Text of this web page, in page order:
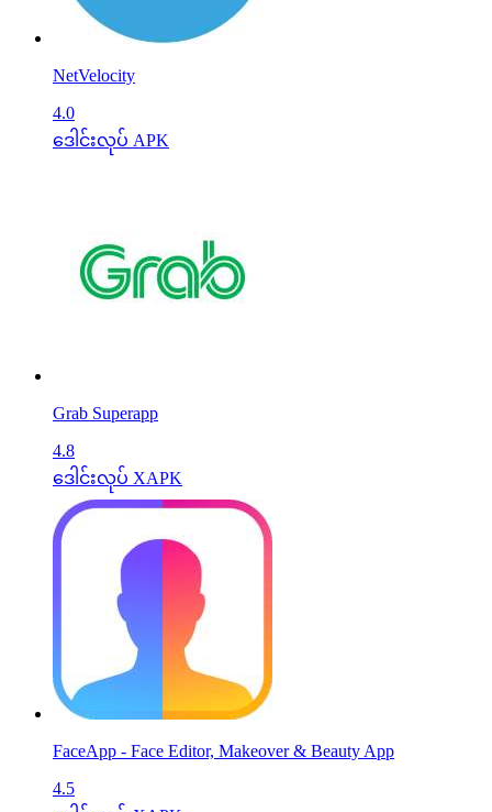
NetVelocity
4.0
ဒေါင်းလုပ် APK
Grab Superapp
4.8
ဒေါင်းလုပ် XAPK
FaceApp - Face Editor, Makeover & Beauty App
4.5